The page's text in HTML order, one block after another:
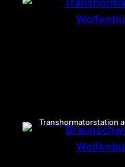
Transhormatorstation